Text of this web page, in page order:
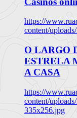
https://
content/
O LARGO
ESTRELA
A CASA
https://
content/
335x256.jpg